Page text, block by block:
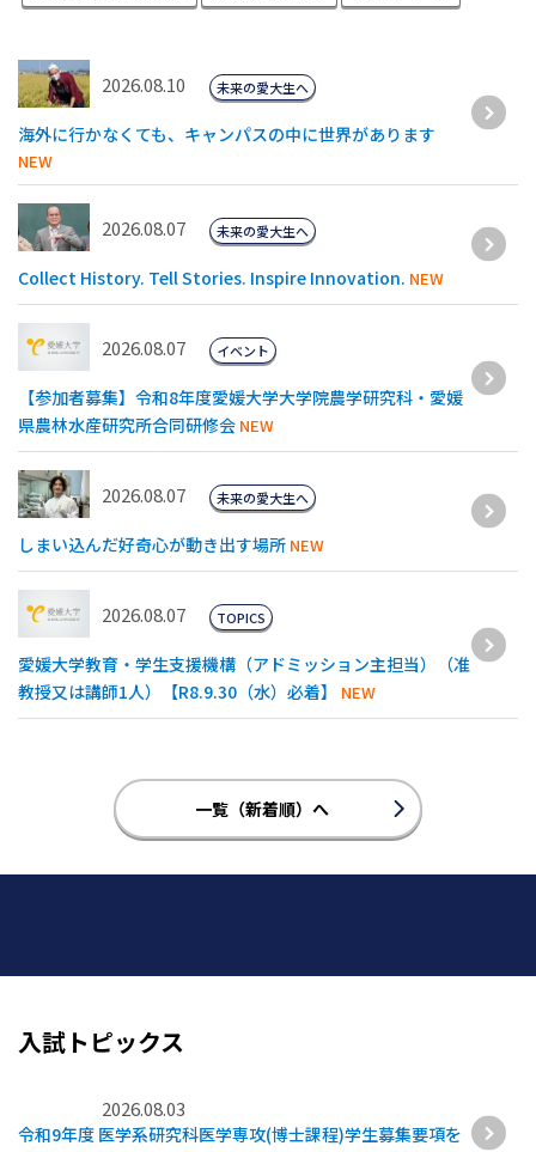
2026.08.10
海外に行かなくても、キャンパスの中に世界があります
NEW
未来の愛大生へ
2026.08.07
Collect History. Tell Stories. Inspire Innovation. NEW
未来の愛大生へ
2026.08.07
【参加者募集】令和8年度愛媛⼤学⼤学院農学研究科・愛媛
県農林⽔産研究所合同研修会 NEW
イベント
2026.08.07
しまい込んだ好奇心が動き出す場所 NEW
未来の愛大生へ
2026.08.07
愛媛大学教育・学生支援機構（アドミッション主担当）（准
教授又は講師1人）【R8.9.30（水）必着】
NEW
TOPICS
一覧（新着順）へ
入試トピックス
2026.08.03
令和9年度 医学系研究科医学専攻(博士課程)学生募集要項を